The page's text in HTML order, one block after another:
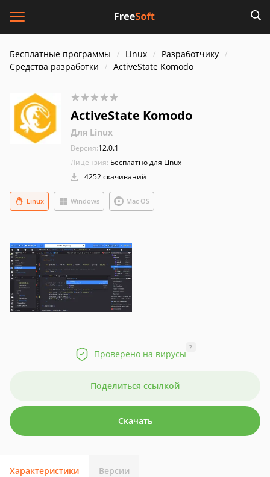
Бесплатные программы Linux
Разработчику
Средства разработки
ActiveState Komodo
ActiveState Komodo
Для Linux
Версия:12.0.1
Лицензия: Бесплатно для Linux
4252 скачиваний
Windows
Linux Mac OS
Проверено на вирусы
?
Поделиться ссылкой
Скачать
Характеристики Версии